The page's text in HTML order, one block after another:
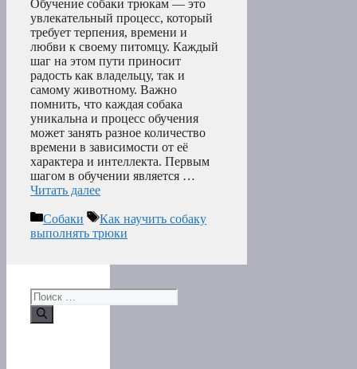
Обучение собаки трюкам — это
увлекательный процесс, который
требует терпения, времени и
любви к своему питомцу. Каждый
шаг на этом пути приносит
радость как владельцу, так и
самому животному. Важно
помнить, что каждая собака
уникальна и процесс обучения
может занять разное количество
времени в зависимости от её
характера и интеллекта. Первым
шагом в обучении является …
Читать далее
Рубрики
Собаки Метки
Как научить собаку
выполнять трюки
Поиск: